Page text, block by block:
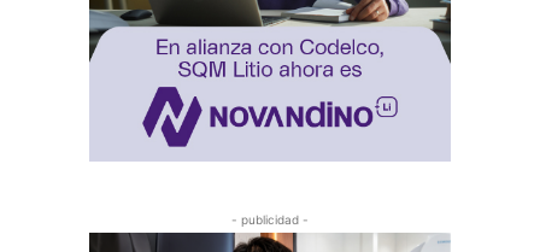
- publicidad -